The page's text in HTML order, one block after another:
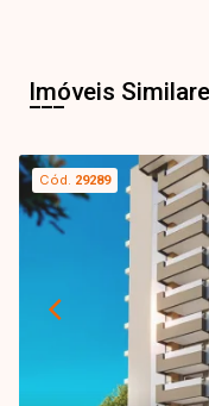
Imóveis
Cód. 29289